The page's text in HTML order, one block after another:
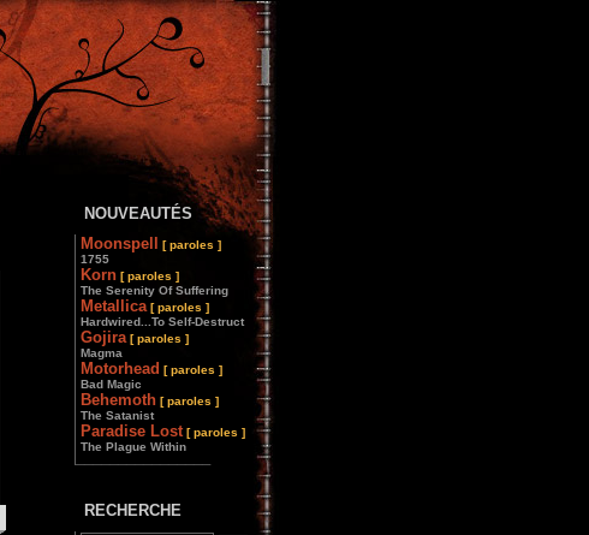
NOUVEAUTÉS
Moonspell
[ paroles ]
1755
Korn [ paroles ]
The Serenity Of Suffering
Metallica [ paroles ]
Hardwired...To Self-Destruct
Gojira [ paroles ]
Magma
Motorhead [ paroles ]
Bad Magic
Behemoth [ paroles ]
The Satanist
Paradise Lost [ paroles ]
The Plague Within
________________
RECHERCHE